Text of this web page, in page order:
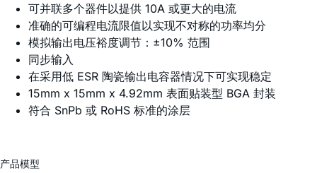
可并联多个器件以提供 10A 或更大的电流
准确的可编程电流限值以实现不对称的功率均分
模拟输出电压裕度调节：±10% 范围
同步输入
在采用低 ESR 陶瓷输出电容器情况下可实现稳定
15mm x 15mm x 4.92mm 表面贴装型 BGA 封装
符合 SnPb 或 RoHS 标准的涂层
产品模型